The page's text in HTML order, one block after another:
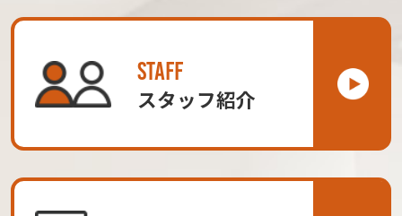
STAFF
スタッフ紹介